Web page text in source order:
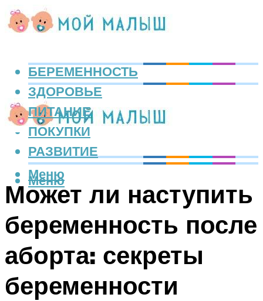
БЕРЕМЕННОСТЬ
ЗДОРОВЬЕ
ПИТАНИЕ
ПОКУПКИ
РАЗВИТИЕ
Меню
Меню
Может ли наступить
беременность после
аборта: секреты
беременности